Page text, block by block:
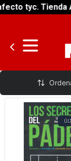
tyc. Tienda
Narrativa